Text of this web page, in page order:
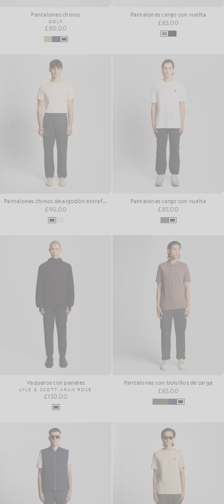
Pantalones chinos
GOLF
£80.00
Pantalones cargo con vuelta
£85.00
Pantalones chinos de algodón extrafino
£90.00
Pantalones cargo con vuelta
£85.00
Vaqueros con paneles
LYLE & SCOTT ARUN ROSE
£150.00
Pantalones con bolsillos de carga
£85.00